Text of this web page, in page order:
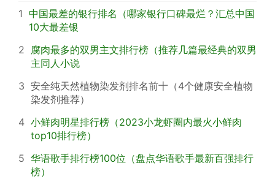
1 中国最差的银行排名（哪家银行口碑最烂？汇总中国
10大最差银
2 腐肉最多的双男主文排行榜（推荐几篇最经典的双男
主同人小说
3 安全纯天然植物染发剂排名前十（4个健康安全植物
染发剂推荐）
4 小鲜肉明星排行榜（2023小龙虾圈内最火小鲜肉
top10排行榜）
5 华语歌手排行榜100位（盘点华语歌手最新百强排行
榜）